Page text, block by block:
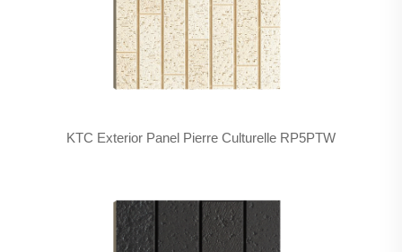
KTC Exterior Panel Pierre Culturelle RP5PTW